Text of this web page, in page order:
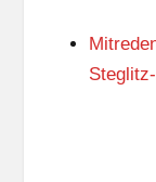
S
O
N